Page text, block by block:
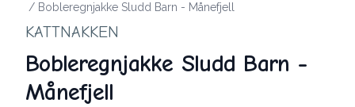
/ Bobleregnjakke Sludd Barn - Månefjell
KATTNAKKEN
Bobleregnjakke Sludd Barn -
Månefjell